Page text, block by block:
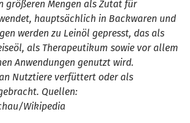
größeren Mengen als Zutat für
hauptsächlich in Backwaren und
werden zu Leinöl gepresst, das als
als Therapeutikum sowie vor allem
Anwendungen genutzt wird.
Nutztiere verfüttert oder als
Quellen:
Wikipedia